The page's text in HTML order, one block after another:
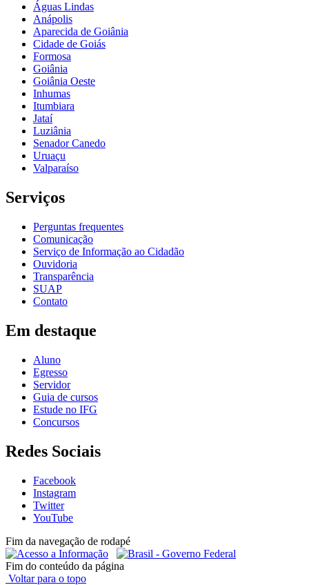
Águas Lindas
Anápolis
Aparecida de Goiânia
Cidade de Goiás
Formosa
Goiânia
Goiânia Oeste
Inhumas
Itumbiara
Jataí
Luziânia
Senador Canedo
Uruaçu
Valparaíso
Serviços
Perguntas frequentes
Comunicação
Serviço de Informação ao Cidadão
Ouvidoria
Transparência
SUAP
Contato
Em destaque
Aluno
Egresso
Servidor
Guia de cursos
Estude no IFG
Concursos
Redes Sociais
Facebook
Instagram
Twitter
YouTube
Fim da navegação de rodapé
Fim do conteúdo da página
Voltar para o topo